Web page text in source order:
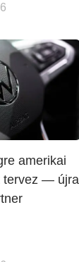
amerikai
tervez — újra